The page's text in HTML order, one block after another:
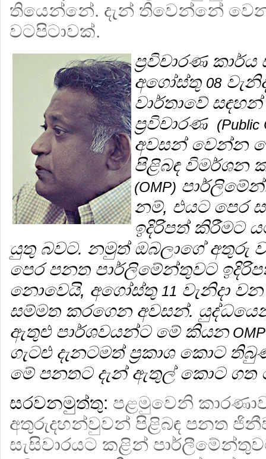
තියෙන්නේ. දැන් තිවෙන්නේ
වටපිටාවක්.
ප්‍රවිචාරණ
අගෝස්තු 08
වාර්තාවේ
ප්‍රවිචාරණ (Public
අවසන් වෙන්න
පිළිබඳ විමර්ශන
(OMP)
නම්, එයට පෙර
ඉදිරිපත් කිරීමට
යුතු බවට. නමුත් ඔබලාගේ අතුරු
පෙර පනත පාර්ලිමේන්තුවට
නොවෙයි, අගෝස්තු 11 වැනිදා
සම්මත කරගෙන අවසන්.
ඇතුළු පාර්ශවයන්ට මේ කියනOMP
ගැටළු දැනටමත් ප්‍රකාශ කොට
මේ පනතට දැන් ඇතුල් කොට ගත
සරවනමුත්තු: පළමුවෙනි
අතුරුදහන්වුවන් පිළිබඳ පනත
සැසිවාරයට කළින්